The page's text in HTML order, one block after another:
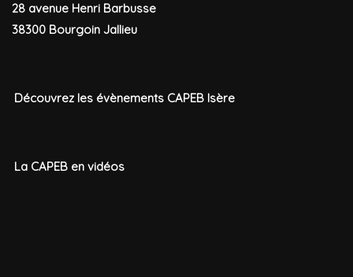
28 avenue Henri Barbusse
38300 Bourgoin Jallieu
Découvrez les évènements CAPEB Isère
La CAPEB en vidéos